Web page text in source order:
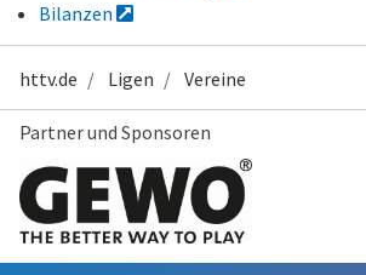
Bilanzen
httv.de Ligen Vereine
Partner und Sponsoren